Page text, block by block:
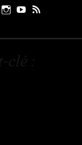
Facebook
page
Instagram
Youtube